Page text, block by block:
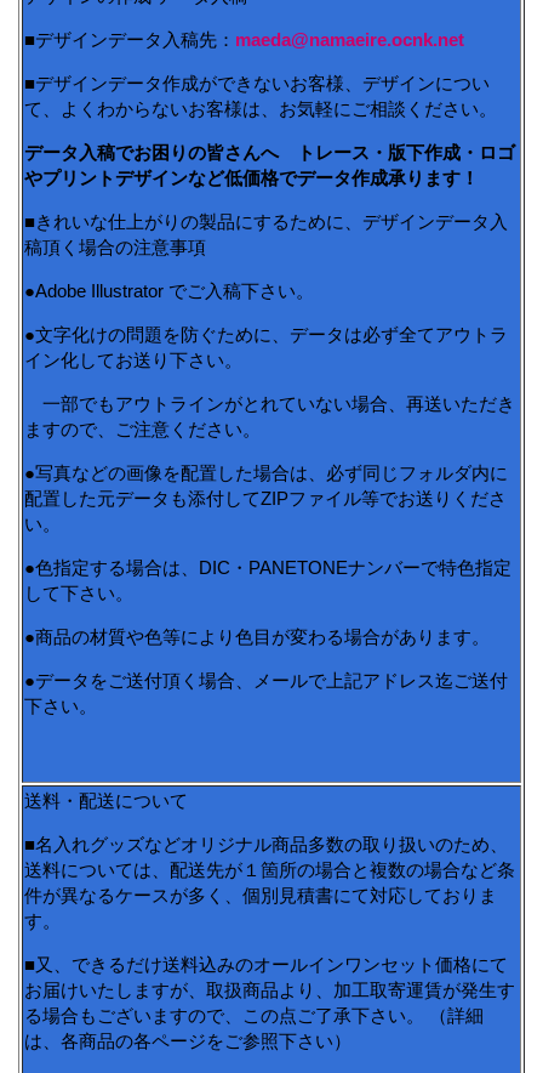
■デザインデータ入稿先： maeda@namaeire.ocnk.net
■デザインデータ作成ができないお客様、デザインについ
て、よくわからないお客様は、お気軽にご相談ください。
データ入稿でお困りの皆さんへ トレース・版下作成・ロゴ
やプリントデザインなど低価格でデータ作成承ります！
■きれいな仕上がりの製品にするために、デザインデータ入
稿頂く場合の注意事項
●Adobe Illustrator でご入稿下さい。
●文字化けの問題を防ぐために、データは必ず全てアウトラ
イン化してお送り下さい。
一部でもアウトラインがとれていない場合、再送いただき
ますので、ご注意ください。
●写真などの画像を配置した場合は、必ず同じフォルダ内に
配置した元データも添付してZIPファイル等でお送りくださ
い。
●色指定する場合は、DIC・PANETONEナンバーで特色指定
して下さい。
●商品の材質や色等により色目が変わる場合があります。
●データをご送付頂く場合、メールで上記アドレス迄ご送付
下さい。
送料・配送について
■名入れグッズなどオリジナル商品多数の取り扱いのため、
送料については、配送先が１箇所の場合と複数の場合など条
件が異なるケースが多く、個別見積書にて対応しておりま
す。
■又、できるだけ送料込みのオールインワンセット価格にて
お届けいたしますが、取扱商品より、加工取寄運賃が発生す
る場合もございますので、この点ご了承下さい。 （詳細
は、各商品の各ページをご参照下さい）